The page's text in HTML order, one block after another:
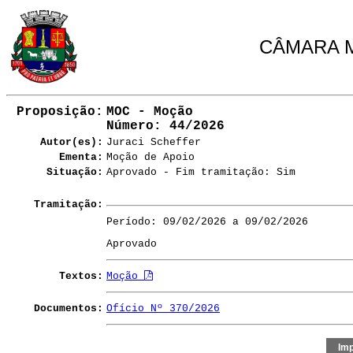
CÂMARA
Proposição: MOC - Moção
Número : 44/2026
Autor(es): Juraci Scheffer
Ementa: Moção de Apoio
Situação: Aprovado - Fim tramitação: Sim
Tramitação:
Período: 09/02/2026 a 09/02/2026
Aprovado
Textos: Moção
Documentos: Ofício Nº 370/2026